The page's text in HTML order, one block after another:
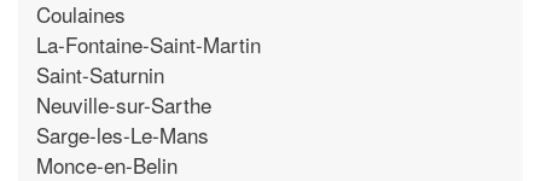
Coulaines
La-Fontaine-Saint-Martin
Saint-Saturnin
Neuville-sur-Sarthe
Sarge-les-Le-Mans
Monce-en-Belin